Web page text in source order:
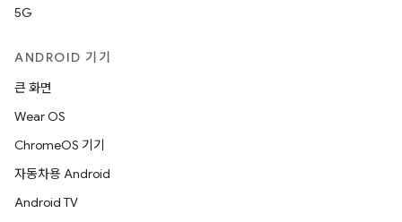
5G
ANDROID 기기
큰 화면
Wear OS
ChromeOS 기기
자동차용 Android
Android TV